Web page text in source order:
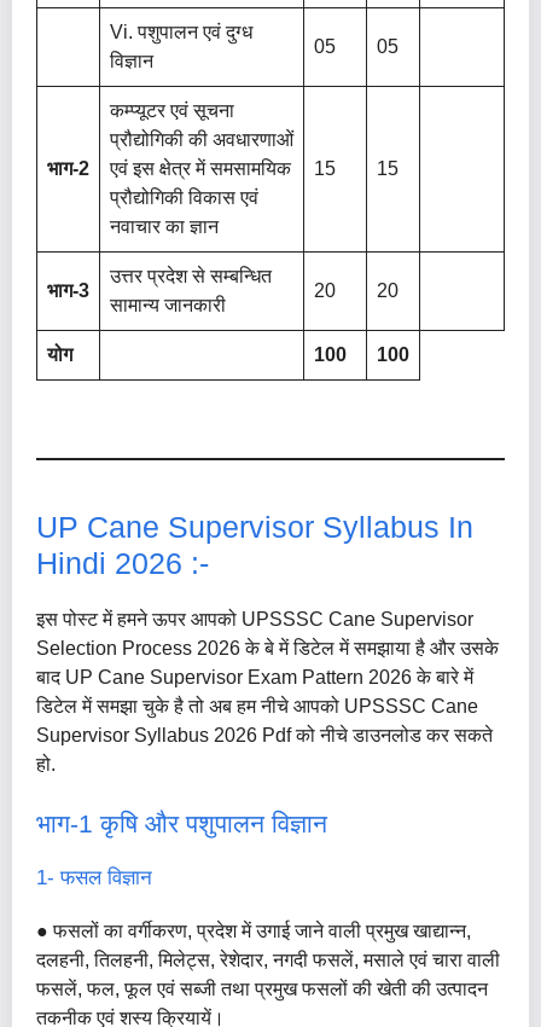
Vi. पशुपालन एवं दुग्ध
विज्ञान
05 05
भाग-2
कम्प्यूटर एवं सूचना
प्रौद्योगिकी की अवधारणाओं
एवं इस क्षेत्र में समसामयिक
प्रौद्योगिकी विकास एवं
नवाचार का ज्ञान
15 15
भाग-3
उत्तर प्रदेश से सम्बन्धित
सामान्य जानकारी
20 20
योग 100 100
UP Cane Supervisor Syllabus In
Hindi 2026 :-
इस पोस्ट में हमने ऊपर आपको UPSSSC Cane Supervisor
Selection Process 2026 के बे में डिटेल में समझाया है और उसके
बाद UP Cane Supervisor Exam Pattern 2026 के बारे में
डिटेल में समझा चुके है तो अब हम नीचे आपको UPSSSC Cane
Supervisor Syllabus 2026 Pdf को नीचे डाउनलोड कर सकते
हो.
भाग-1 कृषि और पशुपालन विज्ञान
1- फसल विज्ञान
● फसलों का वर्गीकरण, प्रदेश में उगाई जाने वाली प्रमुख खाद्यान्न,
दलहनी, तिलहनी, मिलेट्स, रेशेदार, नगदी फसलें, मसाले एवं चारा वाली
फसलें, फल, फूल एवं सब्जी तथा प्रमुख फसलों की खेती की उत्पादन
तकनीक एवं शस्य क्रियायें।